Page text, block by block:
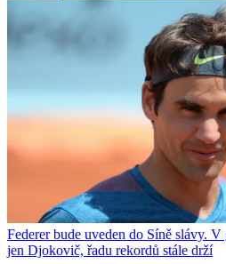
Federer bude uveden do Síně slávy.
jen Djokovič, řadu rekordů stále drží